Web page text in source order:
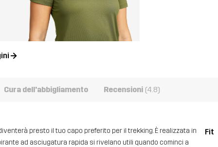
Cura dell'abbigliamento Recensioni (4.8)
presto il tuo capo preferito per il trekking. È realizzata in
ad asciugatura rapida si rivelano utili quando cominci a
Fit